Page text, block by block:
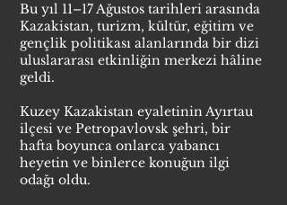
Bu yıl 11–17 Ağustos tarihleri arasında
Kazakistan, turizm, kültür, eğitim ve
gençlik politikası alanlarında bir dizi
uluslararası etkinliğin merkezi hâline
geldi.
Kuzey Kazakistan eyaletinin Ayırtau
ilçesi ve Petropavlovsk şehri, bir
hafta boyunca onlarca yabancı
heyetin ve binlerce konuğun ilgi
odağı oldu.